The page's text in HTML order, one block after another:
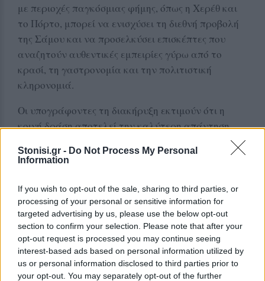
Stonisi.gr - Do Not Process My Personal
Information
If you wish to opt-out of the sale, sharing to third parties, or
processing of your personal or sensitive information for
targeted advertising by us, please use the below opt-out
section to confirm your selection. Please note that after your
opt-out request is processed you may continue seeing
interest-based ads based on personal information utilized by
us or personal information disclosed to third parties prior to
your opt-out. You may separately opt-out of the further
με περιοχές παγκόσμιας φήμης, όπως η Χερέθ και
το Πόρτο, μπορεί να ενισχύσει τη διεθνή προβολή
της Σάμου και να προσελκύσει επισκέπτες που
αναζητούν αυθεντικές εμπειρίες γύρω από το
κρασί, τη γαστρονομία και την πολιτιστική
κληρονομιά.
Οι υπογράφοντες τη διακήρυξη εκτιμούν ότι η
κοινή δράση αποτελεί την καλύτερη απάντηση
αμπελοοινικός τομέας, από τις επιπτώσεις της
ανταγωνισμό στις διεθνείς αγορές. Μέσα από τη
συνεργασία φιλοδοξούν να προστατεύσουν την
αυθεντικότητα των ιστορικών προϊόντων τους και
να διασφαλίσουν τη συνέχιση μιας παράδοσης που
έχει διαμορφώσει την ταυτότητα ολόκληρων
περιοχών της Ευρώπης.